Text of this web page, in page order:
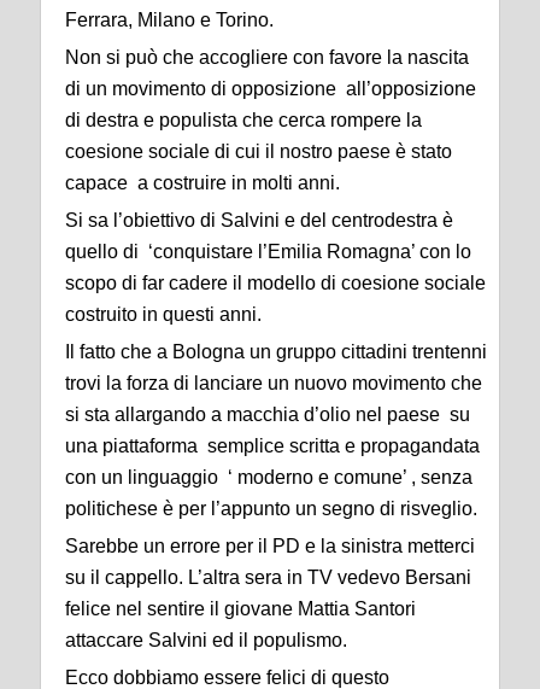
Ferrara, Milano e Torino.
Non si può che accogliere con favore la nascita
di un movimento di opposizione all’opposizione
di destra e populista che cerca rompere la
coesione sociale di cui il nostro paese è stato
capace a costruire in molti anni.
Si sa l’obiettivo di Salvini e del centrodestra è
quello di ‘conquistare l’Emilia Romagna’ con lo
scopo di far cadere il modello di coesione sociale
costruito in questi anni.
Il fatto che a Bologna un gruppo cittadini trentenni
trovi la forza di lanciare un nuovo movimento che
si sta allargando a macchia d’olio nel paese su
una piattaforma semplice scritta e propagandata
con un linguaggio ‘ moderno e comune’ , senza
politichese è per l’appunto un segno di risveglio.
Sarebbe un errore per il PD e la sinistra metterci
su il cappello. L’altra sera in TV vedevo Bersani
felice nel sentire il giovane Mattia Santori
attaccare Salvini ed il populismo.
Ecco dobbiamo essere felici di questo